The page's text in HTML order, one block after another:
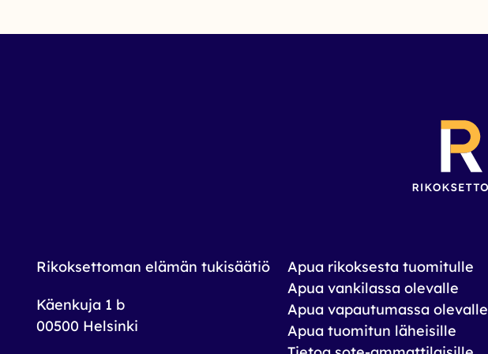
Rikoksettoman elämän tukisäätiö
Käenkuja 1 b
00500 Helsinki
Apua rikoksesta tuomitulle
Apua vankilassa olevalle
Apua vapautumassa olevalle
Apua tuomitun läheisille